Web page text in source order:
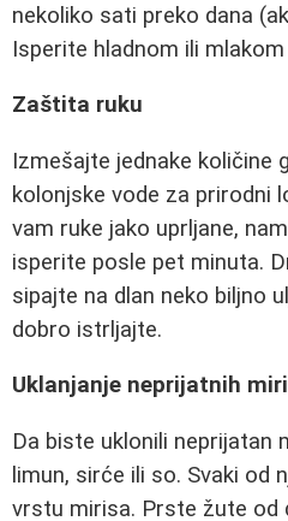
nekoliko sati preko dana
Isperite hladnom ili
Zaštita ruku
Izmešajte jednake količine
kolonjske vode za prirodni
vam ruke jako uprljane,
isperite posle pet minuta.
sipajte na dlan neko biljno
dobro istrljajte.
Uklanjanje neprijatnih
Da biste uklonili neprijatan
limun, sirće ili so. Svaki od
vrstu mirisa. Prste žute od